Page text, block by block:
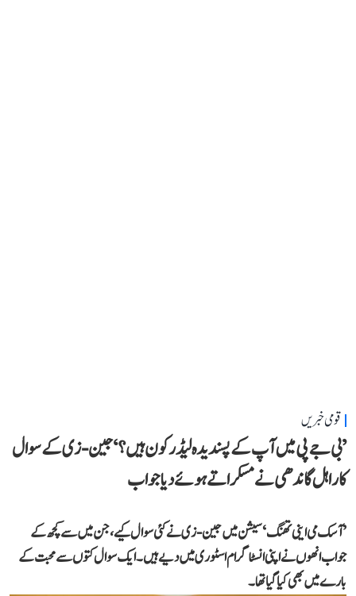
قومی خبریں
’بی جے پی میں آپ کے پسندیدہ لیڈر کون ہیں؟‘ جین-زی کے سوال
کا راہل گاندھی نے مسکراتے ہوئے دیا جواب
’آسک می اینی تھنگ‘ سیشن میں جین-زی نے کئی سوال کیے، جن میں سے کچھ کے
جواب انھوں نے اپنی انسٹاگرام اسٹوری میں دیے ہیں۔ ایک سوال کتوں سے محبت کے
بارے میں بھی کیا گیا تھا۔